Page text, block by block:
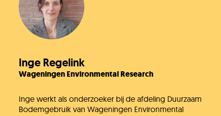
Inge Regelink
Wageningen Environmental Research
Inge werkt als onderzoeker bij de afdeling Duurzaam
Bodemgebruik van Wageningen Environmental